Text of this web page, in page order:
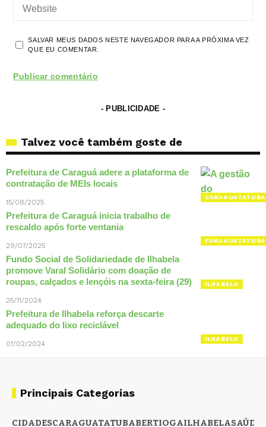
SALVAR MEUS DADOS NESTE NAVEGADOR PARA A PRÓXIMA VEZ
QUE EU COMENTAR.
- PUBLICIDADE -
Talvez você também goste de
CARAGUATATUBA
Prefeitura de Caraguá adere a plataforma de
contratação de MEIs locais
15/08/2025
CARAGUATATUBA
Prefeitura de Caraguá inicia trabalho de
rescaldo após forte ventania
29/07/2025
ILHABELA
Fundo Social de Solidariedade de Ilhabela
promove Varal Solidário com doação de
roupas, calçados e lençóis na sexta-feira (29)
25/11/2024
ILHABELA
Prefeitura de Ilhabela reforça descarte
adequado do lixo reciclável
01/02/2024
Principais Categorias
CIDADESCARAGUATATUBABERTIOGAILHABELASAÚDE